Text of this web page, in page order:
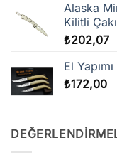
Alaska
Kilitli
₺202,07
El
₺172,00